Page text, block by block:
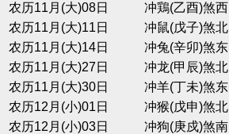
农历11月(大)08日
冲鶏(乙酉)煞西
农历11月(大)11日
冲鼠(戊子)煞北
农历11月(大)14日
冲兔(辛卯)煞东
农历11月(大)27日
冲龙(甲辰)煞北
农历11月(大)30日
冲羊(丁未)煞东
农历12月(小)01日
冲猴(戊申)煞北
农历12月(小)03日 冲狗(庚戍)煞南